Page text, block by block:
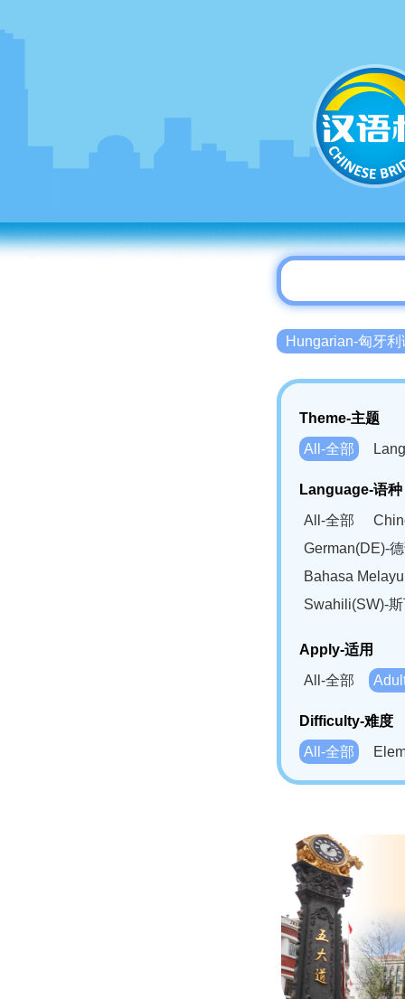
Hungarian-匈牙利
Theme-主题
All-全部
Language-语种
All-全部
German(DE)-
Bahasa
Swahili(SW)-
Apply-适用
All-全部
Difficulty-难度
All-全部